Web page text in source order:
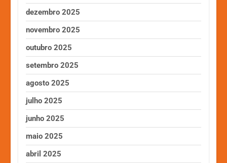
dezembro 2025
novembro 2025
outubro 2025
setembro 2025
agosto 2025
julho 2025
junho 2025
maio 2025
abril 2025